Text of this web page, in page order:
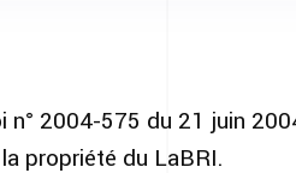
n° 2004-575 du 21 juin
propriété du LaBRI.